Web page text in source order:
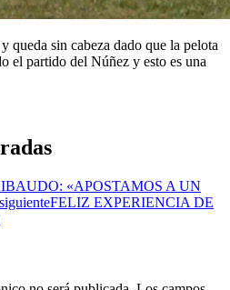
queda sin cabeza dado que la pelota
el partido del Núñez y esto es una
«APOSTAMOS A UN
FELIZ EXPERIENCIA DE